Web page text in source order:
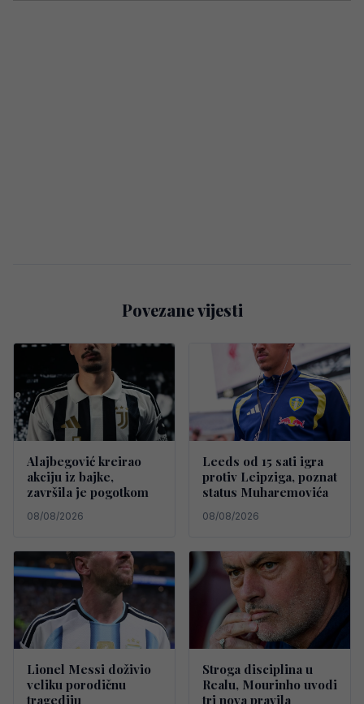
Povezane vijesti
Alajbegović kreirao
akciju iz bajke,
završila je pogotkom
08/08/2026
Leeds od 15 sati igra
protiv Leipziga, poznat
status Muharemovića
08/08/2026
Lionel Messi doživio
veliku porodičnu
tragediju
Stroga disciplina u
Realu, Mourinho uvodi
tri nova pravila